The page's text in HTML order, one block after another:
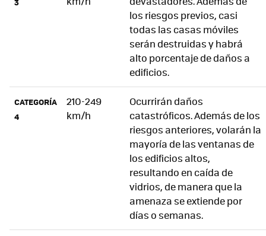
los riesgos previos, casi
todas las casas móviles
serán destruidas y habrá
alto porcentaje de daños a
edificios.
CATEGORÍA
4
210-249
km/h
Ocurrirán daños
catastróficos. Además de los
riesgos anteriores, volarán la
mayoría de las ventanas de
los edificios altos,
resultando en caída de
vidrios, de manera que la
amenaza se extiende por
días o semanas.